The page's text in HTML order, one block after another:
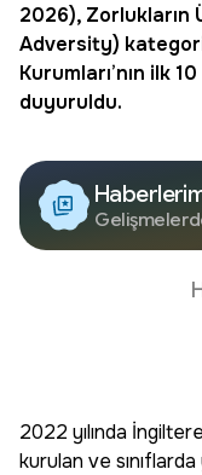
2026), Zorlukların
Adversity)
Kurumları’nın ilk
duyuruldu.
Edin
2022 yılında
kurulan ve